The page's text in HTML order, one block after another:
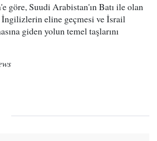
göre, Suudi Arabistan'ın Batı ile olan
eline geçmesi ve İsrail
giden yolun temel taşlarını